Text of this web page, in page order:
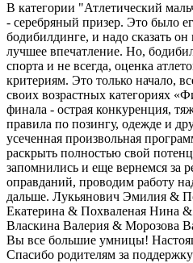
В категории "Атлетический
- серебряный призер. Это было
бодибилдинге, и надо сказать он
лучшее впечатление. Но,
спорта и не всегда, оценка
критериям. Это только начало,
своих возрастных категориях
финала - острая конкуренция,
правила по позингу, одежде и
усеченная произвольная
раскрыть полностью свой
запомнились и еще вернемся
оправданий, проводим работу
дальше. Лукьянович Эмилия &
Екатерина & Похваленая Нина
Власкина Валерия & Морозова
Вы все большие умницы!
Спасибо родителям за